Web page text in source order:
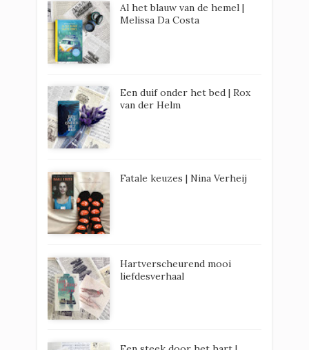
Al het blauw van de hemel |
Melissa Da Costa
Een duif onder het bed | Rox
van der Helm
Fatale keuzes | Nina Verheij
Hartverscheurend mooi
liefdesverhaal